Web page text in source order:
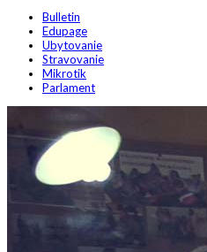
Bulletin
Edupage
Ubytovanie
Stravovanie
Mikrotik
Parlament